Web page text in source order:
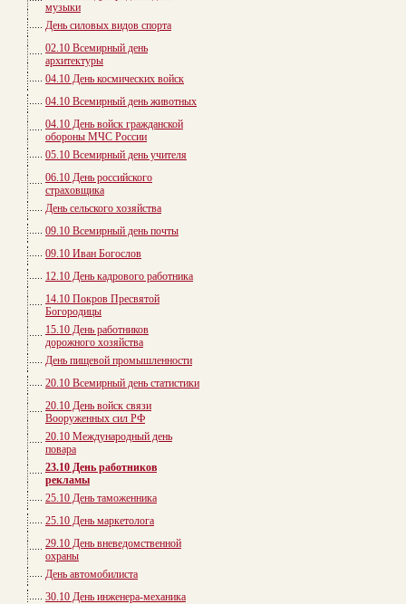
музыки
День силовых видов спорта
02.10 Всемирный день
архитектуры
04.10 День космических войск
04.10 Всемирный день животных
04.10 День войск гражданской
обороны МЧС России
05.10 Всемирный день учителя
06.10 День российского
страховщика
День сельского хозяйства
09.10 Всемирный день почты
09.10 Иван Богослов
12.10 День кадрового работника
14.10 Покров Пресвятой
Богородицы
15.10 День работников
дорожного хозяйства
День пищевой промышленности
20.10 Всемирный день статистики
20.10 День войск связи
Вооруженных сил РФ
20.10 Международный день
повара
23.10 День работников
рекламы
25.10 День таможенника
25.10 День маркетолога
29.10 День вневедомственной
охраны
День автомобилиста
30.10 День инженера-механика